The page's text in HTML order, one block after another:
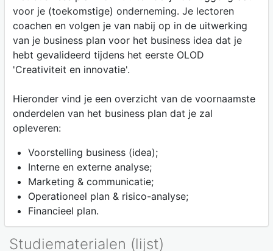
voor je (toekomstige) onderneming. Je lectoren
coachen en volgen je van nabij op in de uitwerking
van je business plan voor het business idea dat je
hebt gevalideerd tijdens het eerste OLOD
'Creativiteit en innovatie'.
Hieronder vind je een overzicht van de voornaamste
onderdelen van het business plan dat je zal
opleveren:
Voorstelling business (idea);
Interne en externe analyse;
Marketing & communicatie;
Operationeel plan & risico-analyse;
Financieel plan.
Studiematerialen (lijst)